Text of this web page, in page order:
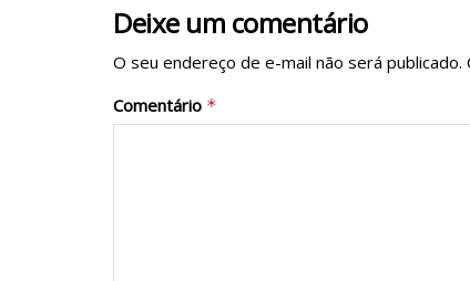
Deixe um comentário
O seu endereço de e-mail não será publicado.
Comentário *